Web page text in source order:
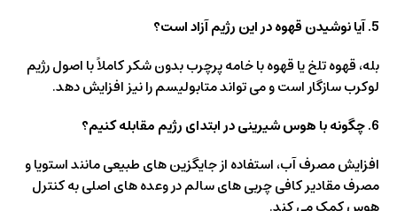
5. آیا نوشیدن قهوه در این رژیم آزاد است؟
بله، قهوه تلخ یا قهوه با خامه پرچرب بدون شکر کاملاً با اصول رژیم
لوکرب سازگار است و می تواند متابولیسم را نیز افزایش دهد.
6. چگونه با هوس شیرینی در ابتدای رژیم مقابله کنیم؟
افزایش مصرف آب، استفاده از جایگزین های طبیعی مانند استویا و
مصرف مقادیر کافی چربی های سالم در وعده های اصلی به کنترل